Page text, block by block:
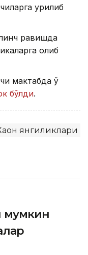
урилиб
равишда
олиб
мактабда ўқ
бўлди.
янгиликлари
мумкин